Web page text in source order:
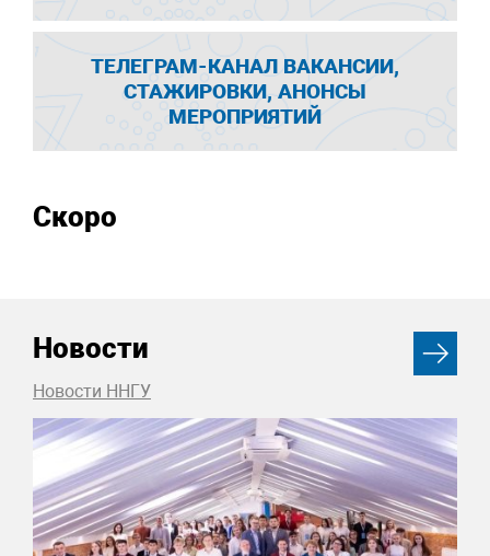
ТЕЛЕГРАМ-КАНАЛ ВАКАНСИИ,
СТАЖИРОВКИ, АНОНСЫ
МЕРОПРИЯТИЙ
Скоро
Новости
Новости ННГУ